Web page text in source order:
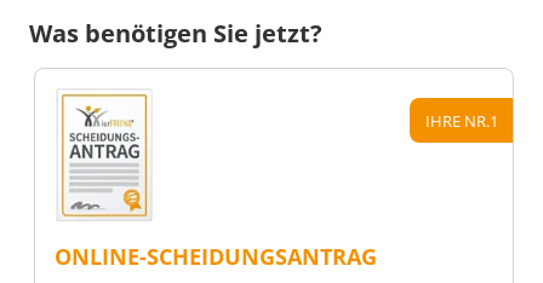
Was benötigen Sie jetzt?
IHRE NR.1
ONLINE-SCHEIDUNGSANTRAG